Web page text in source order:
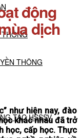
THÔNG
TÁC HSSSV
động
dịch
như hiện nay, đào
khác nhau đã trở
học, cấp học. Thực